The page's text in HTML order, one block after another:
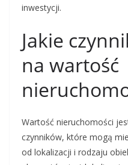
inwestycji.
Jakie
na wartość
Wartość nieruchomości
czynników, które mogą
od lokalizacji i rodzaju